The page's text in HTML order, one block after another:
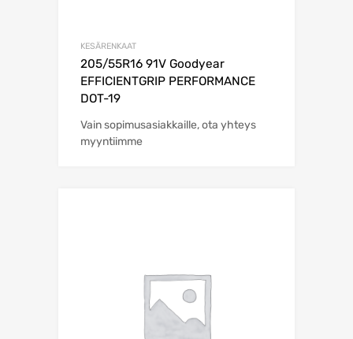
KESÄRENKAAT
205/55R16 91V Goodyear
EFFICIENTGRIP PERFORMANCE
DOT-19
Vain sopimusasiakkaille, ota yhteys
myyntiimme